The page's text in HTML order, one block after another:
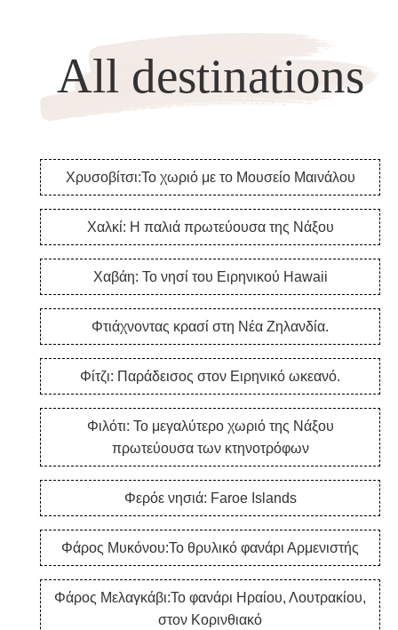
All destinations
Χρυσοβίτσι:Το χωριό με το Μουσείο Μαινάλου
Χαλκί: Η παλιά πρωτεύουσα της Νάξου
Χαβάη: Το νησί του Ειρηνικού Hawaii
Φτιάχνοντας κρασί στη Νέα Ζηλανδία.
Φίτζι: Παράδεισος στον Ειρηνικό ωκεανό.
Φιλότι: Το μεγαλύτερο χωριό της Νάξου
πρωτεύουσα των κτηνοτρόφων
Φερόε νησιά: Faroe Islands
Φάρος Μυκόνου:Το θρυλικό φανάρι Αρμενιστής
Φάρος Μελαγκάβι:Το φανάρι Ηραίου, Λουτρακίου,
στον Κορινθιακό